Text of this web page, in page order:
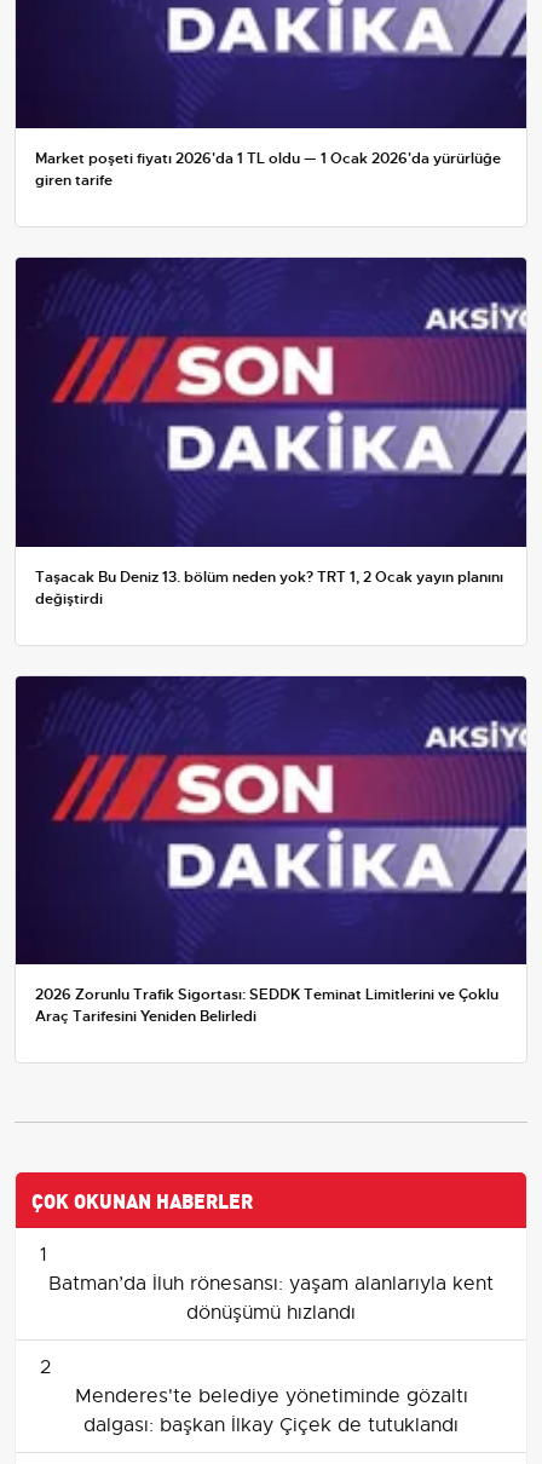
Market poşeti fiyatı 2026'da 1 TL oldu — 1 Ocak 2026'da yürürlüğe
giren tarife
Taşacak Bu Deniz 13. bölüm neden yok? TRT 1, 2 Ocak yayın planını
değiştirdi
2026 Zorunlu Trafik Sigortası: SEDDK Teminat Limitlerini ve Çoklu
Araç Tarifesini Yeniden Belirledi
ÇOK OKUNAN HABERLER
1
Batman’da İluh rönesansı: yaşam alanlarıyla kent
dönüşümü hızlandı
2
Menderes'te belediye yönetiminde gözaltı
dalgası: başkan İlkay Çiçek de tutuklandı